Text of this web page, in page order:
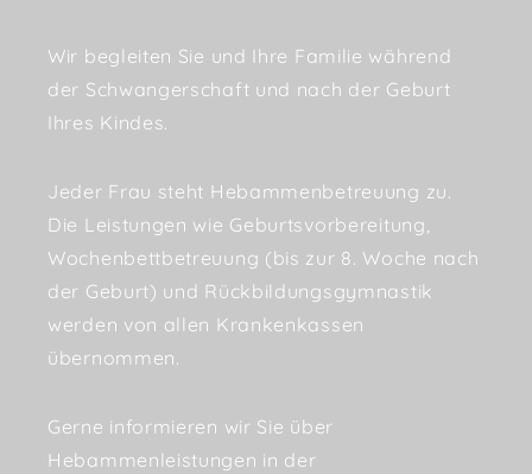
Wir begleiten Sie und Ihre Familie während
der Schwangerschaft und nach der Geburt
Ihres Kindes.
Jeder Frau steht Hebammenbetreuung zu.
Die Leistungen wie Geburtsvorbereitung,
Wochenbettbetreuung (bis zur 8. Woche nach
der Geburt) und Rückbildungsgymnastik
werden von allen Krankenkassen
übernommen.
Gerne informieren wir Sie über
Hebammenleistungen in der